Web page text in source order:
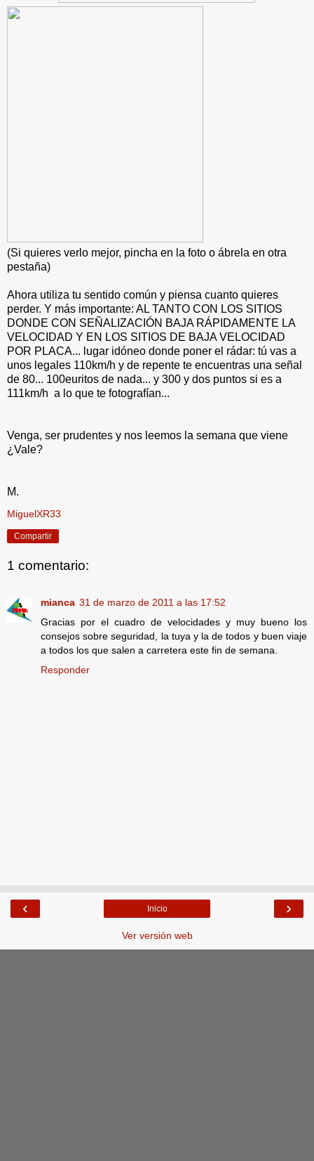
(Si quieres verlo mejor, pincha en la foto o ábrela en otra
pestaña)
Ahora utiliza tu sentido común y piensa cuanto quieres
perder. Y más importante: AL TANTO CON LOS SITIOS
DONDE CON SEÑALIZACIÓN BAJA RÁPIDAMENTE LA
VELOCIDAD Y EN LOS SITIOS DE BAJA VELOCIDAD
POR PLACA... lugar idóneo donde poner el rádar: tú vas a
unos legales 110km/h y de repente te encuentras una señal
de 80... 100euritos de nada... y 300 y dos puntos si es a
111km/h a lo que te fotografían...
Venga, ser prudentes y nos leemos la semana que viene
¿Vale?
M.
MiguelXR33
Compartir
1 comentario:
mianca 31 de marzo de 2011 a las 17:52
Gracias por el cuadro de velocidades y muy bueno los
consejos sobre seguridad, la tuya y la de todos y buen viaje
a todos los que salen a carretera este fin de semana.
Responder
‹ ›
Inicio
Ver versión web